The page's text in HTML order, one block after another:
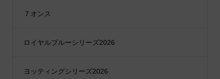
７オンス
ロイヤルブルーシリーズ2026
ヨッティングシリーズ2026